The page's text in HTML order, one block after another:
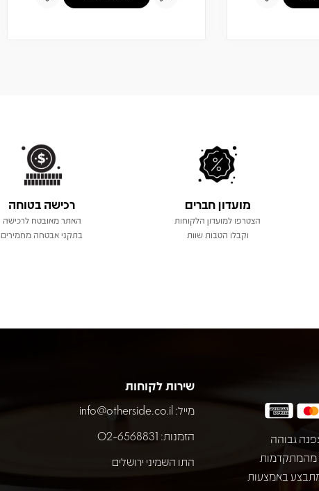
מועדון חברים
הצטרפו למועדון הלקוחות
וקבלו הטבות שוות
רכישה בטוחה
האתר מאובטח לרכישה
בתקני אבטחה מחמירים
גבוהה
באמצעות טכנולוגיית SSL מהמתקדמות
באמצעות
שירות לקוחות
מייל: info@otherside.co.il
הזמנות: 02-6568831
התו השמיני ירושלים